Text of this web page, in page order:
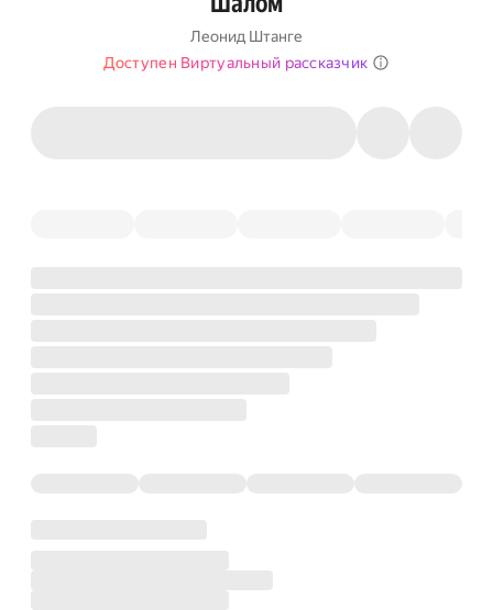
Леонид Штанге
Доступен Виртуальный рассказчик